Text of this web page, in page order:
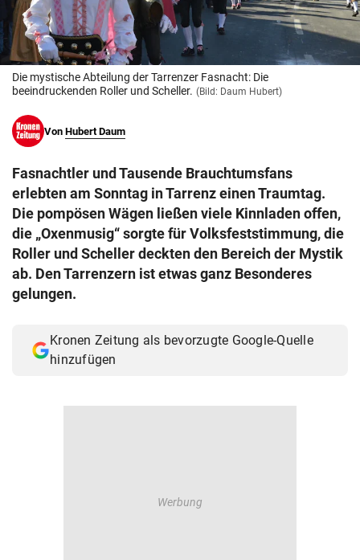
© Krone Multimedia GmbH & Co KG 2026
Muthgasse 2, 1190 Wien
Die mystische Abteilung der Tarrenzer Fasnacht: Die
beeindruckenden Roller und Scheller. (Bild: Daum Hubert)
Von Hubert Daum
Fasnachtler und Tausende Brauchtumsfans
erlebten am Sonntag in Tarrenz einen Traumtag.
Die pompösen Wägen ließen viele Kinnladen offen,
die „Oxenmusig“ sorgte für Volksfeststimmung, die
Roller und Scheller deckten den Bereich der Mystik
ab. Den Tarrenzern ist etwas ganz Besonderes
gelungen.
Kronen Zeitung als bevorzugte Google-Quelle
hinzufügen